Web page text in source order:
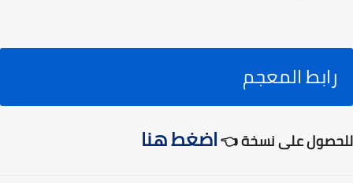
رابط المعجم
للحصول على نسخة 👈اضغط هنا